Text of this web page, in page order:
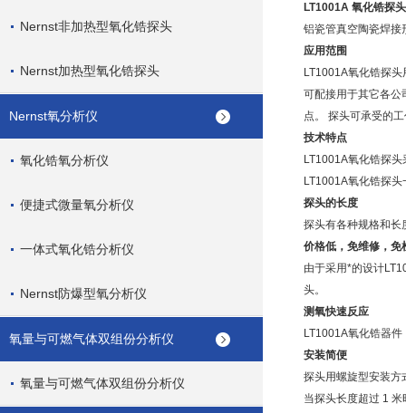
Nernst非加热型氧化锆探头
Nernst加热型氧化锆探头
Nernst氧分析仪
氧化锆氧分析仪
便捷式微量氧分析仪
一体式氧化锆分析仪
Nernst防爆型氧分析仪
氧量与可燃气体双组份分析仪
氧量与可燃气体双组份分析仪
LT1001A 氧化锆探头
铝瓷管真空陶瓷焊接
应用范围
LT1001A氧化锆探
可配接用于其它各公
点。 探头可承受的
技术特点
LT1001A氧化锆探头
LT1001A氧化锆探头
探头的长度
探头有各种规格和长
价格低，免维修，免
由于采用*的设计
头。
测氧快速反应
LT1001A氧化锆器件
安装简便
探头用螺旋型安装方
当探头长度超过 1